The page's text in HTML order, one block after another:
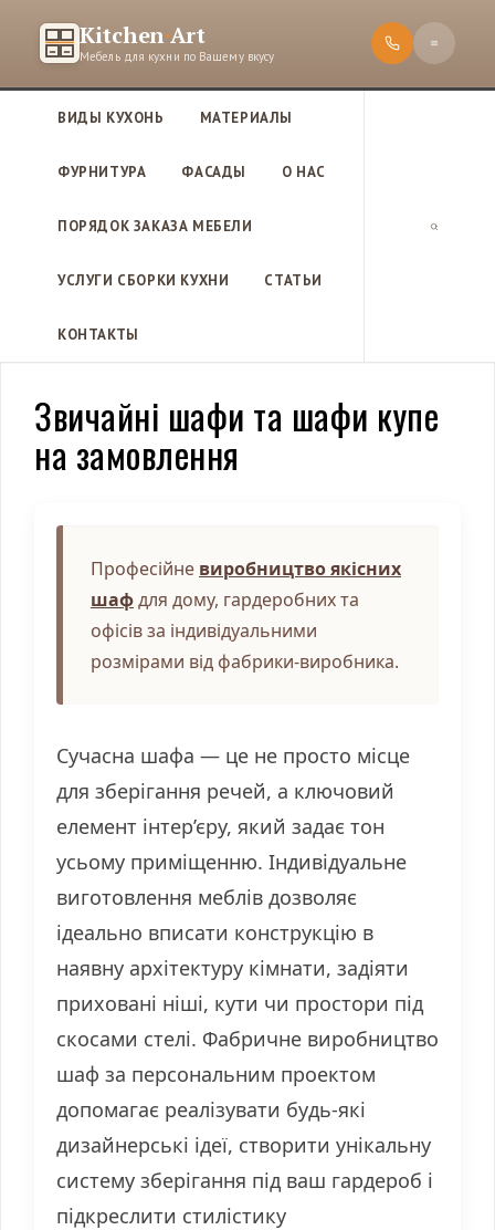
е
Kitchen·Art
Мебель для кухни по Вашему вкусу
ВИДЫ КУХОНЬ МАТЕРИАЛЫ
ФУРНИТУРА ФАСАДЫ О НАС
ПОРЯДОК ЗАКАЗА МЕБЕЛИ
УСЛУГИ СБОРКИ КУХНИ СТАТЬИ
КОНТАКТЫ
Звичайні шафи та шафи купе
на замовлення
Професійне виробництво якісних
шафдля дому, гардеробних та
офісів за індивідуальними
розмірами від фабрики-виробника.
Сучасна шафа — це не просто місце
для зберігання речей, а ключовий
елемент інтер’єру, який задає тон
усьому приміщенню. Індивідуальне
виготовлення меблів дозволяє
ідеально вписати конструкцію в
наявну архітектуру кімнати, задіяти
приховані ніші, кути чи простори під
скосами стелі. Фабричне виробництво
шаф за персональним проектом
допомагає реалізувати будь-які
дизайнерські ідеї, створити унікальну
систему зберігання під ваш гардероб і
підкреслити стилістику